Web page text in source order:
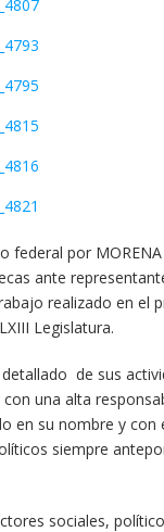
federal por
ante
realizado en el
Legislatura.
de sus
una alta
en su nombre y
siempre
sociales,